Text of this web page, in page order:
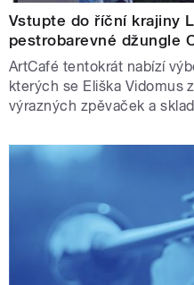
Vstupte do říční krajiny
pestrobarevné džungle
ArtCafé tentokrát nabízí
kterých se Eliška Vidomus
výrazných zpěvaček a